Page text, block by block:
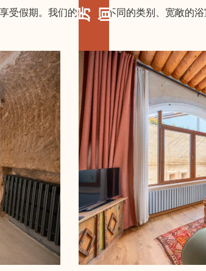
受假期。我们的套房有不同的类别、宽敞的
房间